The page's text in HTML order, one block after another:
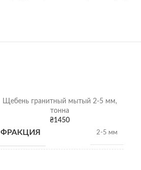
Щебень гранитный мытый 2-5 мм,
тонна
₴1450
ФРАКЦИЯ 2-5 мм